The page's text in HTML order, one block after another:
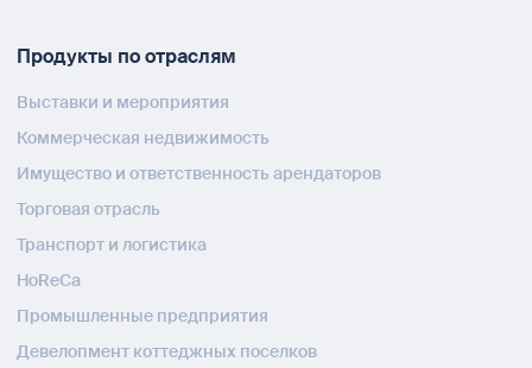
Продукты по отраслям
Выставки и мероприятия
Коммерческая недвижимость
Имущество и ответственность арендаторов
Торговая отрасль
Транспорт и логистика
HoReCa
Промышленные предприятия
Девелопмент коттеджных поселков